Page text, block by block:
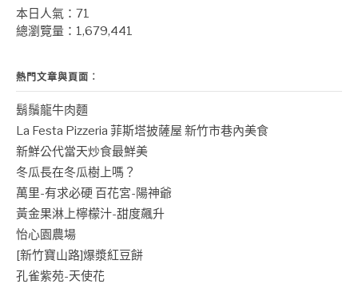
本日人氣：71
總瀏覽量：1,679,441
熱門文章與頁面︰
鬍鬚龍牛肉麵
La Festa Pizzeria 菲斯塔披薩屋 新竹市巷內美食
新鮮公代當天炒食最鮮美
冬瓜長在冬瓜樹上嗎？
萬里-有求必硬 百花宮-陽神爺
黃金果淋上檸檬汁-甜度飆升
怡心園農場
[新竹寶山路]爆漿紅豆餅
孔雀紫苑-天使花